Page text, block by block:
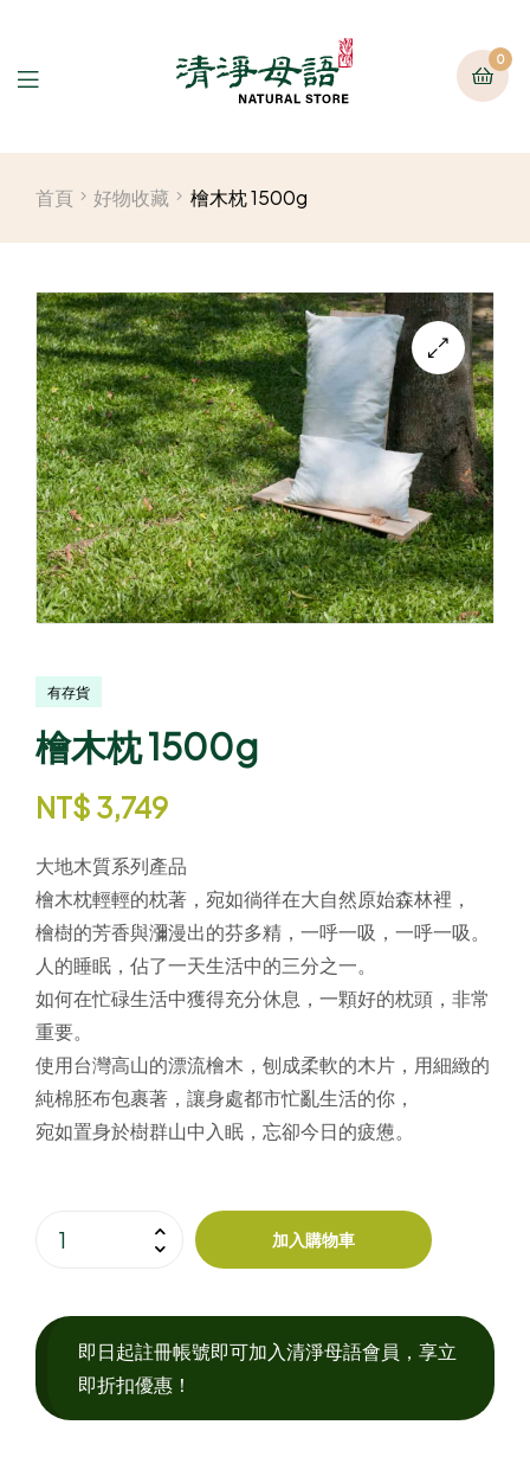
0
首頁 好物收藏 檜木枕 1500g
有存貨
檜木枕 1500g
NT$ 3,749
大地木質系列產品
檜木枕輕輕的枕著，宛如徜徉在大自然原始森林裡，
檜樹的芳香與瀰漫出的芬多精，一呼一吸，一呼一吸。
人的睡眠，佔了一天生活中的三分之一。
如何在忙碌生活中獲得充分休息，一顆好的枕頭，非常
重要。
使用台灣高山的漂流檜木，刨成柔軟的木片，用細緻的
純棉胚布包裹著，讓身處都市忙亂生活的你，
宛如置身於樹群山中入眠，忘卻今日的疲憊。
加入購物車
即日起註冊帳號即可加入清淨母語會員，享立
即折扣優惠！